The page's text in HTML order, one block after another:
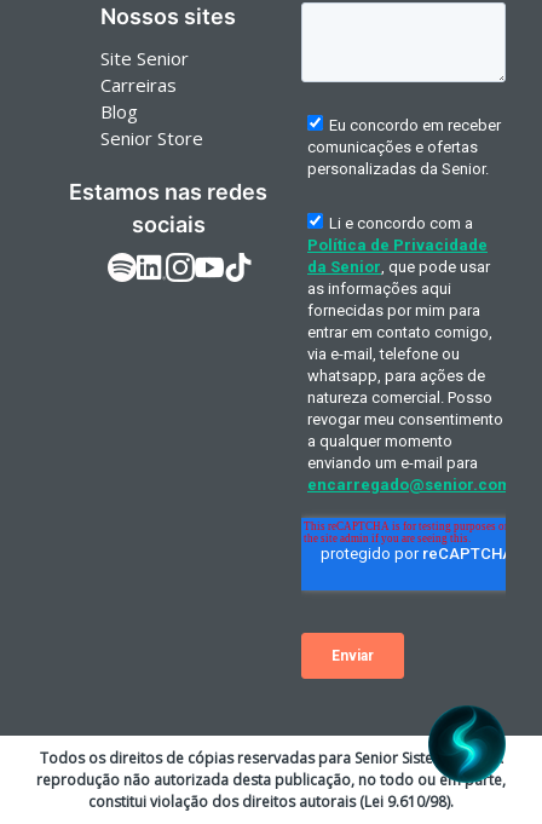
Nossos sites
Site Senior
Carreiras
Blog
Senior Store
Estamos nas redes
sociais
Todos os direitos de cópias reservadas para Senior Sistemas S.A. A
reprodução não autorizada desta publicação, no todo ou em parte,
constitui violação dos direitos autorais (Lei 9.610/98).